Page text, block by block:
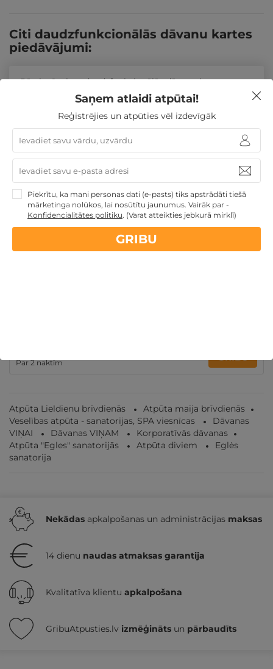
Atpūtas piedāvājums Apraksts Noteikumi
Citi daudzfunkcionālās dāvanu kartes
piedāvājumi:
Pārskatīt citus daudzfunkcionālās dāvanu kartes
TOP piedāvājumus
Līdzīgi atpūtas piedāvājumi
ĪPAŠAIS!
Par 2 naktīm GRIBU
Atpūta Lieldienu brīvdienās
Atpūta maija brīvdienās
Veselības atpūta - sanatorijas, SPA viesnīcas
Dāvanas
VIŅAI
Dāvanas VIŅAM
Korporatīvās dāvanas
Atpūta "Egles" sanatorijās
Atpūta diviem
Eglės
sanatorija
Nekādas apkalpošanas un administrācijas maksas
14 dienu naudas atmaksas garantija
Kvalitatīva klientu apkalpošana
GribuAtpusties.lv izmēģināts un pārbaudīts
Saņem atlaidi atpūtai!
Reģistrējies un atpūties vēl izdevīgāk
Piekrītu, ka mani personas dati (e-pasts) tiks apstrādāti tiešā
mārketinga nolūkos, lai nosūtītu jaunumus. Vairāk par -
Konfidencialitātes politiku. (Varat atteikties jebkurā mirklī)
GRIBU